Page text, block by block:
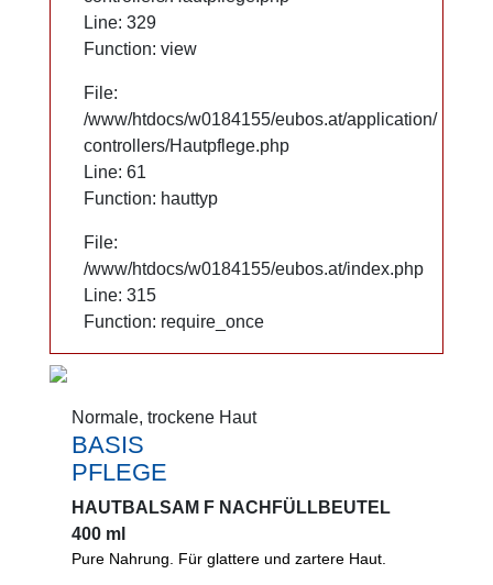
Line: 329
Function: view
File:
/www/htdocs/w0184155/eubos.at/application/
controllers/Hautpflege.php
Line: 61
Function: hauttyp
File:
/www/htdocs/w0184155/eubos.at/index.php
Line: 315
Function: require_once
Normale, trockene Haut
BASIS
PFLEGE
HAUTBALSAM F NACHFÜLLBEUTEL
400 ml
Pure Nahrung. Für glattere und zartere Haut.
Line: 329
Function: view
File:
/www/htdocs/w0184155/eubos.at/application/
controllers/Hautpflege.php
Line: 61
Function: hauttyp
File:
/www/htdocs/w0184155/eubos.at/index.php
Line: 315
Function: require_once
Normale, trockene Haut
BASIS
PFLEGE
HAUTBALSAM F NACHFÜLLBEUTEL
400 ml
Pure Nahrung. Für glattere und zartere Haut.